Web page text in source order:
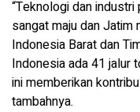
“Teknologi dan
sangat maju dan Jatim
Indonesia Barat dan
Indonesia ada 41 jalur
ini memberikan
tambahnya.